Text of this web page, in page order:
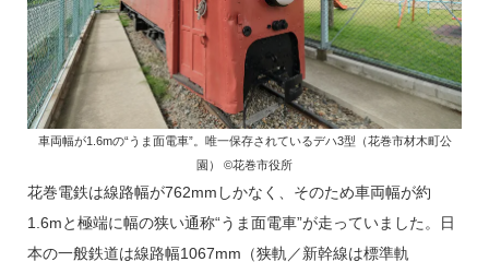
車両幅が1.6mの“うま面電車”。唯一保存されているデハ3型（花巻市材木町公
園） ©花巻市役所
花巻電鉄は線路幅が762mmしかなく、そのため車両幅が約
1.6mと極端に幅の狭い通称“うま面電車”が走っていました。日
本の一般鉄道は線路幅1067mm（狭軌／新幹線は標準軌